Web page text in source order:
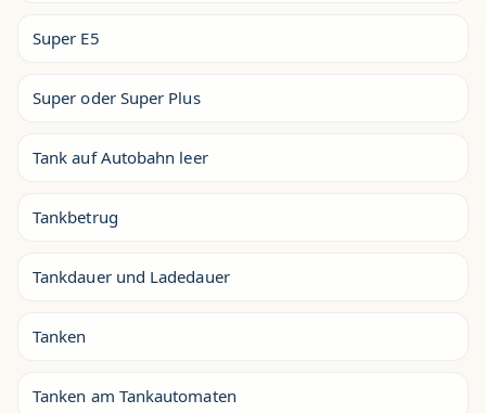
Super E5
Super oder Super Plus
Tank auf Autobahn leer
Tankbetrug
Tankdauer und Ladedauer
Tanken
Tanken am Tankautomaten